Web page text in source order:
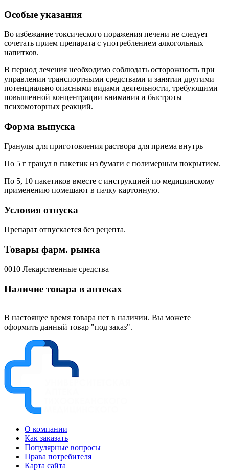
Особые указания
Во избежание токсического поражения печени не следует
сочетать прием препарата с употреблением алкогольных
напитков.
В период лечения необходимо соблюдать осторожность при
управлении транспортными средствами и занятии другими
потенциально опасными видами деятельности, требующими
повышенной концентрации внимания и быстроты
психомоторных реакций.
Форма выпуска
Гранулы для приготовления раствора для приема внутрь
По 5 г гранул в пакетик из бумаги с полимерным покрытием.
По 5, 10 пакетиков вместе с инструкцией по медицинскому
применению помещают в пачку картонную.
Условия отпуска
Препарат отпускается без рецепта.
Товары фарм. рынка
0010 Лекарственные средства
Наличие товара в аптеках
В настоящее время товара нет в наличии. Вы можете
оформить данный товар "под заказ".
О компании
Как заказать
Популярные вопросы
Права потребителя
Карта сайта